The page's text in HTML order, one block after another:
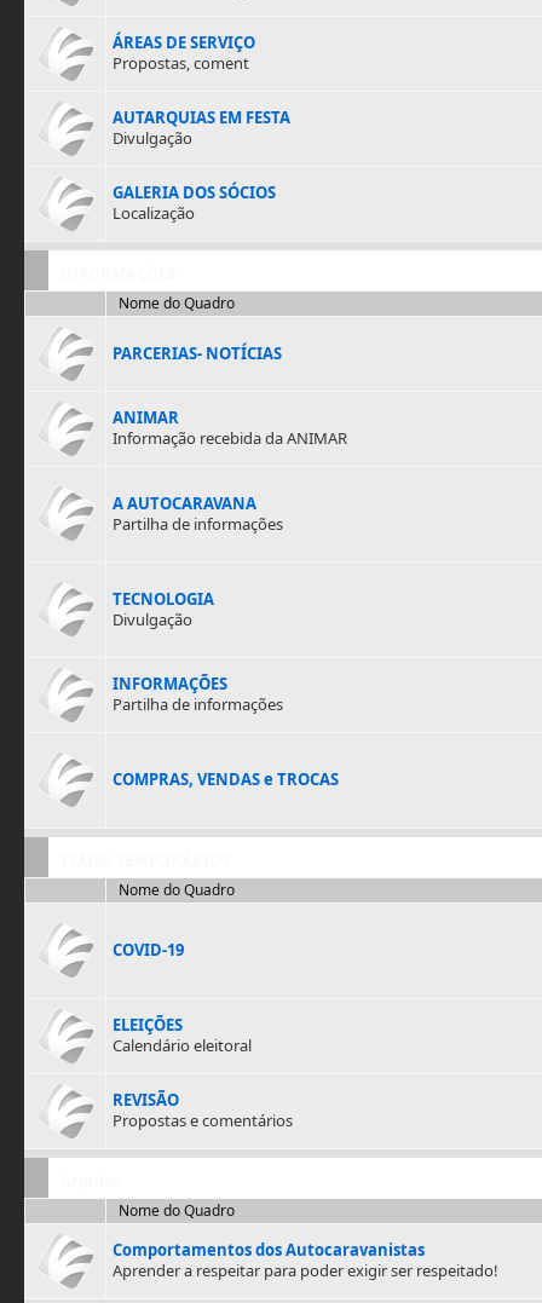
ÁREAS DE SERVIÇO
Propostas, coment
AUTARQUIAS EM FESTA
Divulgação
GALERIA DOS SÓCIOS
Localização
Nome do Quadro
PARCERIAS- NOTÍCIAS
ANIMAR
Informação recebida da ANIMAR
A AUTOCARAVANA
Partilha de informações
TECNOLOGIA
Divulgação
INFORMAÇÕES
Partilha de informações
COMPRAS, VENDAS e TROCAS
Nome do Quadro
COVID-19
ELEIÇÕES
Calendário eleitoral
REVISÃO
Propostas e comentários
Nome do Quadro
Comportamentos dos Autocaravanistas
Aprender a respeitar para poder exigir ser respeitado!